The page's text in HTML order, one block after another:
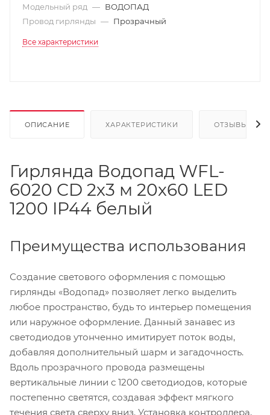
Модельный ряд — ВОДОПАД
Провод гирлянды — Прозрачный
Все характеристики
ОПИСАНИЕ ХАРАКТЕРИСТИКИ ОТЗЫВЫ
Гирлянда Водопад WFL-
6020 CD 2х3 м 20х60 LED
1200 IP44 белый
Преимущества использования
Создание светового оформления с помощью
гирлянды «Водопад» позволяет легко выделить
любое пространство, будь то интерьер помещения
или наружное оформление. Данный занавес из
светодиодов утонченно имитирует поток воды,
добавляя дополнительный шарм и загадочность.
Вдоль прозрачного провода размещены
вертикальные линии с 1200 светодиодов, которые
постепенно светятся, создавая эффект мягкого
течения света сверху вниз. Установка контроллера,